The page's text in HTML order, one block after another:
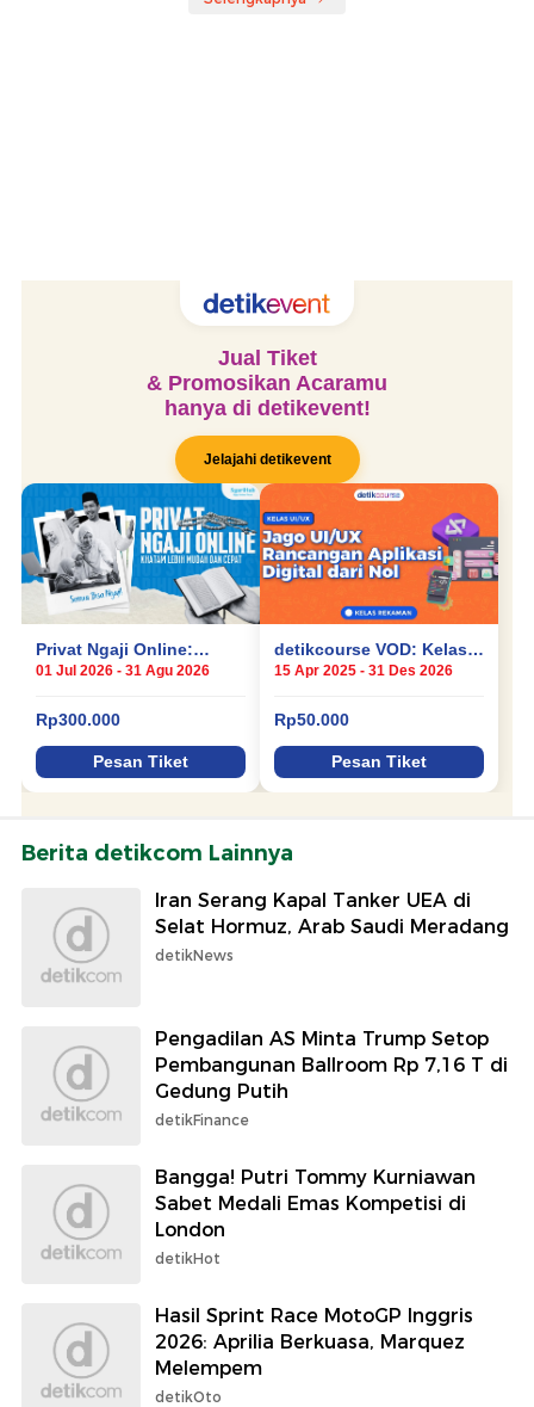
Berita detikcom Lainnya
Iran Serang Kapal Tanker UEA di
Selat Hormuz, Arab Saudi Meradang
detikNews
Pengadilan AS Minta Trump Setop
Pembangunan Ballroom Rp 7,16 T di
Gedung Putih
detikFinance
Bangga! Putri Tommy Kurniawan
Sabet Medali Emas Kompetisi di
London
detikHot
Hasil Sprint Race MotoGP Inggris
2026: Aprilia Berkuasa, Marquez
Melempem
detikOto